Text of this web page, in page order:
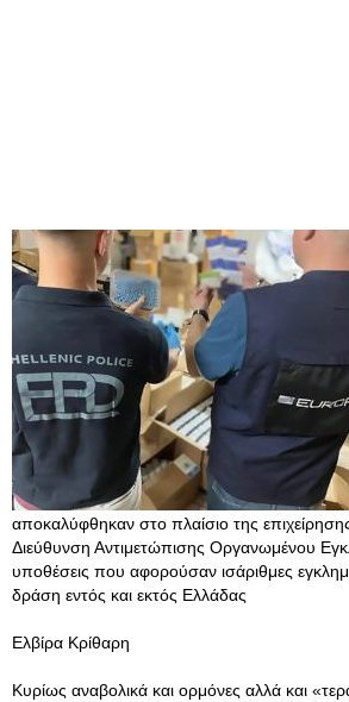
αποκαλύφθηκαν στο πλαίσιο της
Διεύθυνση Αντιμετώπισης Οργανωμένου
υποθέσεις που αφορούσαν ισάριθμες
δράση εντός και εκτός Ελλάδας
Ελβίρα Κρίθαρη
Κυρίως αναβολικά και ορμόνες αλλά και